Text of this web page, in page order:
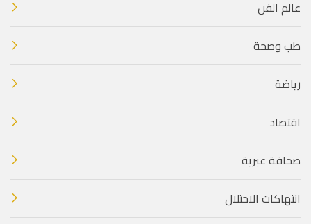
عالم الفن
طب وصحة
رياضة
اقتصاد
صحافة عبرية
انتهاكات الاحتلال